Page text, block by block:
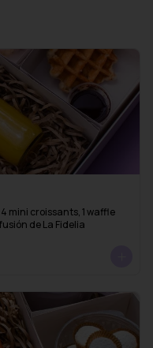
mini croissants, 1 waffle
de La Fidelia